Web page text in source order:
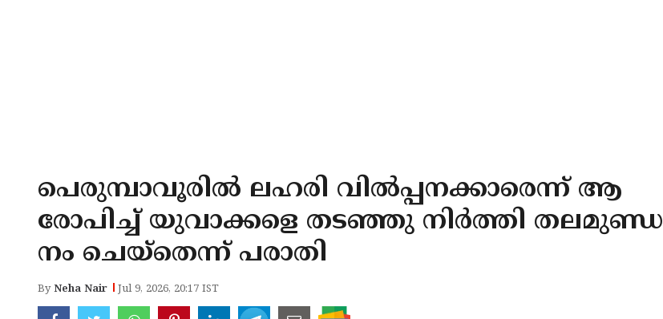
പെരുമ്പാവൂരിൽ ലഹരി വിൽപ്പനക്കാരെന്ന് ആ
രോപിച്ച് യുവാക്കളെ തടഞ്ഞു നിർത്തി തലമുണ്ഡ
നം ചെയ്തെന്ന് പരാതി
ByNeha Nair Jul 9, 2026, 20:17 IST